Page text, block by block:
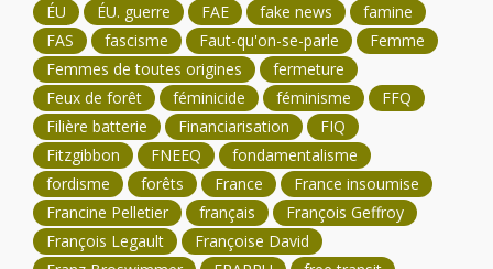
ÉU
ÉU. guerre FAE fake news
famine
FAS
fascisme Faut-qu'on-se-parle
Femme
Femmes de toutes origines
fermeture
Feux de forêt
féminicide féminisme
FFQ
Filière batterie
Financiarisation
FIQ
Fitzgibbon
FNEEQ
fondamentalisme
fordisme
forêts France
France insoumise
Francine Pelletier
français
François Geffroy
François Legault
Françoise David